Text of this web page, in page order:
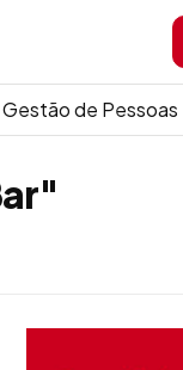
Gestão de Pessoas